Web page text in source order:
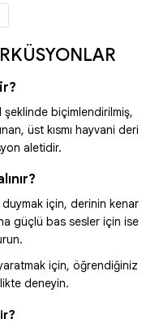
biçimlendirilmiş,
üst kısmı hayvani deri
aletidir.
için, derinin kenar
güçlü bas sesler için ise
için, öğrendiğiniz
deneyin.